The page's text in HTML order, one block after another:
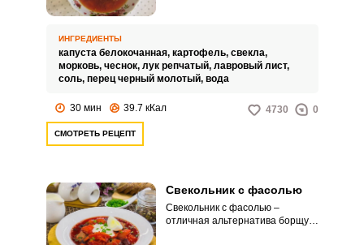
питательным и насыщающим.
ИНГРЕДИЕНТЫ
капуста белокочанная, картофель, свекла,
морковь, чеснок, лук репчатый, лавровый лист,
соль, перец черный молотый, вода
30 мин 39.7 кКал 4730 0
СМОТРЕТЬ РЕЦЕПТ
Свекольник с фасолью
Свекольник с фасолью –
отличная альтернатива борщу.